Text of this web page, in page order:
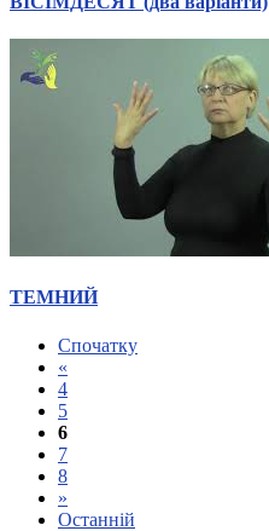
ТЕМНИЙ
Спочатку
«
4
5
6
7
8
»
Останній